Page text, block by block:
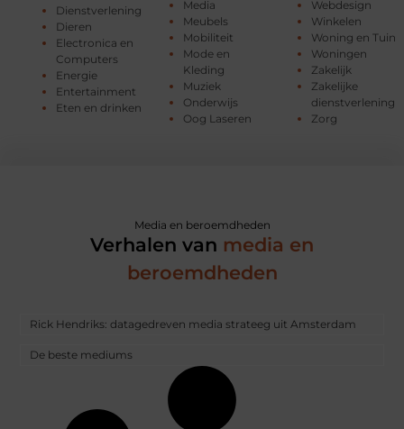
Dienstverlening
Dieren
Electronica en
Computers
Energie
Entertainment
Eten en drinken
Media
Meubels
Mobiliteit
Mode en
Kleding
Muziek
Onderwijs
Oog Laseren
Webdesign
Winkelen
Woning en Tuin
Woningen
Zakelijk
Zakelijke
dienstverlening
Zorg
Media en beroemdheden
Verhalen van media en
beroemdheden
Rick Hendriks: datagedreven media strateeg uit Amsterdam
De beste mediums